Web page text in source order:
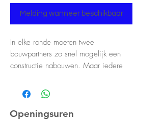
Melding wanneer beschikbaar
In elke ronde moeten twee
bouwpartners zo snel mogelijk een
constructie nabouwen. Maar iedere
constructie: de ene ziet de voorkant
(recto), de andere de achterkant
(verso). Bouwen maar! Start de tijd!
Openingsuren